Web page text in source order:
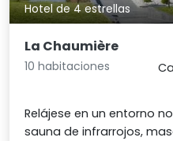
Hotel de 4 estrellas
La Chaumière
10 habitaciones
Relájese en un entorno
sauna de infrarrojos,